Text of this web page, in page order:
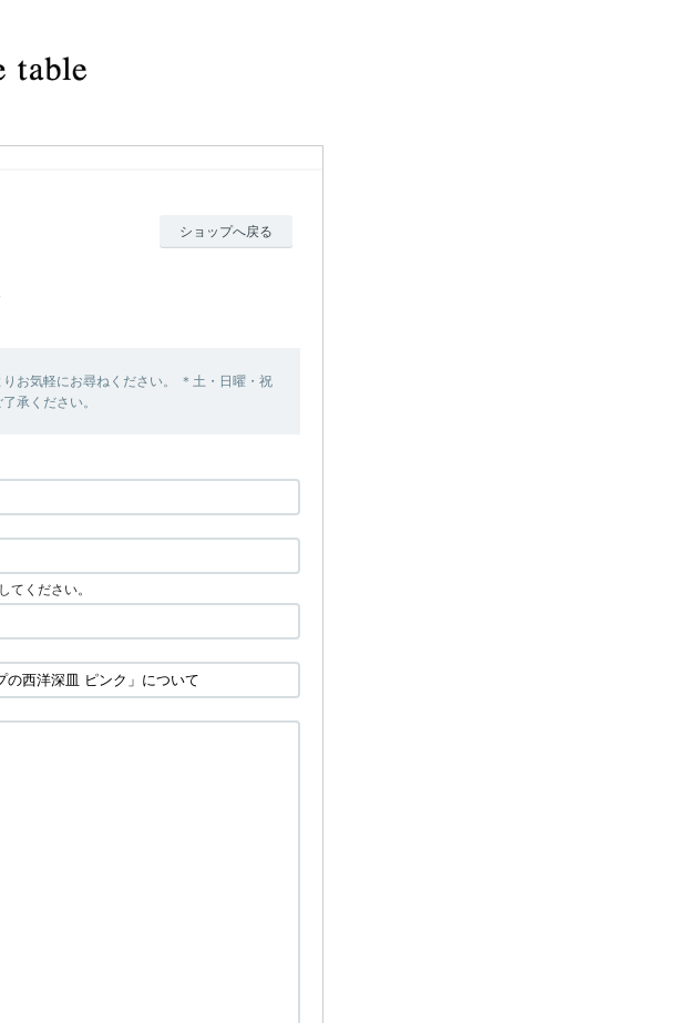
ショップへ戻る
お気軽にお尋ねください。 ＊土・日曜・祝
承ください。
ください。